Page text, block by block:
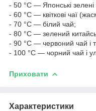
- 50 °C — Японські зелені
- 60 °C — квіткові чаї
- 70 °C — білий чай;
- 80 °C — зелений
- 90 °C — червоний чай і
- 100 °C — чорний чай і
Приховати
Характеристики